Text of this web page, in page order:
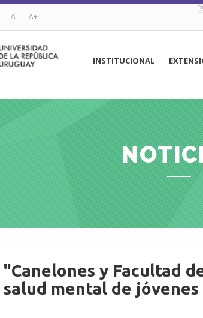
A- A+
principal
INSTITUCIONAL
"Canelones y Facultad
salud mental de
Imagen